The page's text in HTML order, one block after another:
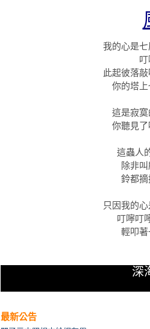
我的心是
此起彼落
你的塔
這是寂
你聽見
這蟲人
除非
鈴都
只因我的
叮嚀叮
輕叩
深
最新公告